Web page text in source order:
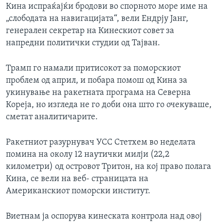
Кина испраќајќи бродови во спорното море име на
„слободата на навигацијата“, вели Ендрју Јанг,
генерален секретар на Кинескиот совет за
напредни политички студии од Тајван.
Трамп го намали притисокот за поморскиот
проблем од април, и побара помош од Кина за
укинување на ракетната програма на Северна
Кореја, но изгледа не го доби она што го очекуваше,
сметат аналитичарите.
Ракетниот разурнувач УСС Стетхем во неделата
помина на околу 12 наутички милји (22,2
километри) од островот Тритон, на кој право полага
Кина, се вели на веб- страницата на
Американскиот поморски институт.
Виетнам ја оспорува кинеската контрола над овој